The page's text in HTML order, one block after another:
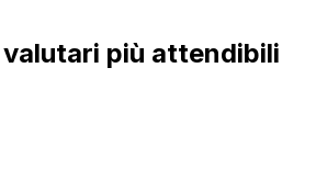
più attendibili